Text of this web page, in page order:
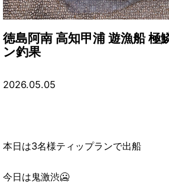
徳島阿南 高知甲浦 遊漁船 極
ン釣果
2026.05.05
本日は3名様ティップランで出船
今日は鬼激渋🥶